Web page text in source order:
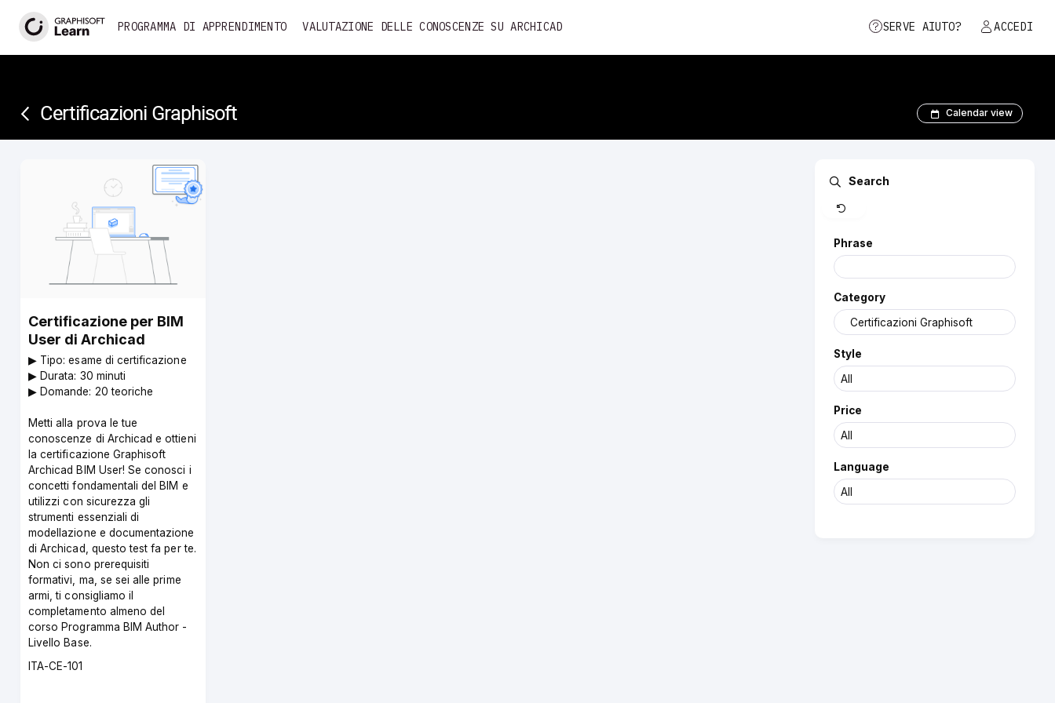
Skip
PROGRAMMA DI APPRENDIMENTO VALUTAZIONE DELLE CONOSCENZE SU ARCHICAD SERVE AIUTO? ACCEDI
Certificazioni Graphisoft Calendar view
Certificazione per BIM
User di Archicad
▶︎ Tipo: esame di certificazione
▶︎ Durata: 30 minuti
▶︎ Domande: 20 teoriche
Metti alla prova le tue
conoscenze di Archicad e ottieni
la certificazione Graphisoft
Archicad BIM User! Se conosci i
concetti fondamentali del BIM e
utilizzi con sicurezza gli
strumenti essenziali di
modellazione e documentazione
di Archicad, questo test fa per te.
Non ci sono prerequisiti
formativi, ma, se sei alle prime
armi, ti consigliamo il
completamento almeno del
corso Programma BIM Author -
Livello Base.
Course
ITA-CE-101
Search
Phrase
Category
Style
Price
Language